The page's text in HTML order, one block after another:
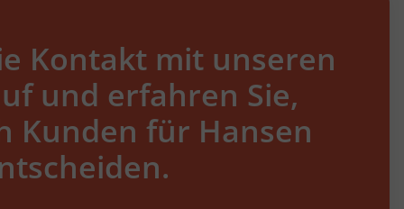
Kontakt mit unseren
und erfahren Sie,
Kunden für Hansen